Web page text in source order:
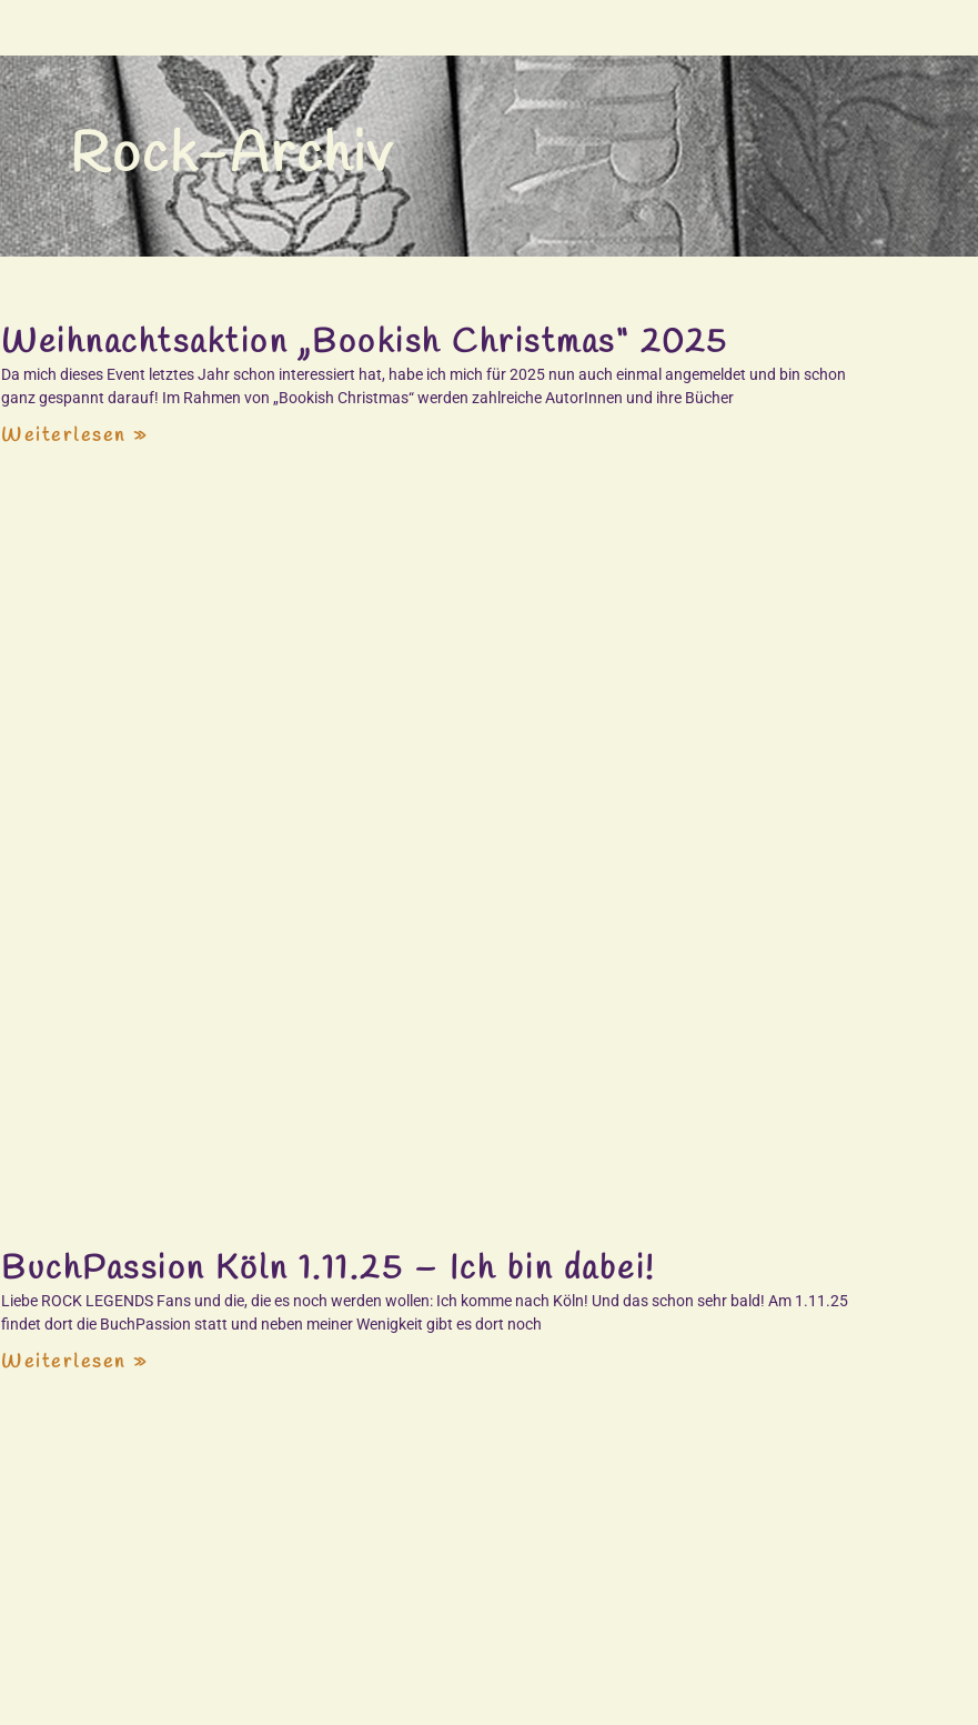
Rock-Archiv
Weihnachtsaktion „Bookish Christmas“ 2025
Da mich dieses Event letztes Jahr schon interessiert hat, habe ich mich für 2025 nun auch einmal angemeldet und bin schon
ganz gespannt darauf! Im Rahmen von „Bookish Christmas“ werden zahlreiche AutorInnen und ihre Bücher
Weiterlesen »
BuchPassion Köln 1.11.25 – Ich bin dabei!
Liebe ROCK LEGENDS Fans und die, die es noch werden wollen: Ich komme nach Köln! Und das schon sehr bald! Am 1.11.25
findet dort die BuchPassion statt und neben meiner Wenigkeit gibt es dort noch
Weiterlesen »